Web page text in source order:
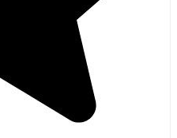
toch spannend of ik de
werd ik de volgende dag